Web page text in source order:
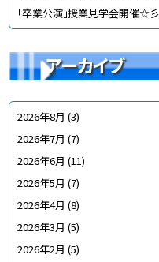
「卒業公演」授業見学会開催☆彡
アーカイブ
2026年8月 (3)
2026年7月 (7)
2026年6月 (11)
2026年5月 (7)
2026年4月 (8)
2026年3月 (5)
2026年2月 (5)